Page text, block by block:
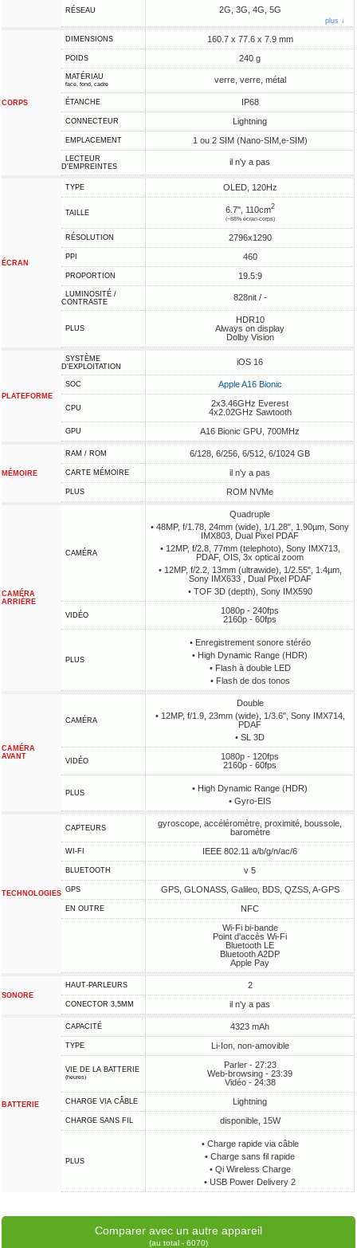
RÉSEAU 2G, 3G, 4G, 5G
plus ↓
CORPS
DIMENSIONS 160.7 x 77.6 x 7.9 mm
POIDS 240 g
MATÉRIAU
face, fond, cadre verre, verre, métal
ÉTANCHE IP68
CONNECTEUR Lightning
EMPLACEMENT 1 ou 2 SIM (Nano-SIM,e-SIM)
LECTEUR
D'EMPREINTES
il n'y a pas
ÉCRAN
TYPE OLED, 120Hz
TAILLE 6.7", 110cm2
(~88% écran-corps)
RÉSOLUTION 2796x1290
PPI 460
PROPORTION 19.5:9
LUMINOSITÉ /
CONTRASTE
828nit / -
PLUS
HDR10
Always on display
Dolby Vision
PLATEFORME
SYSTÈME
D'EXPLOITATION
iOS 16
SOC Apple A16 Bionic
CPU
2x3.46GHz Everest
4x2.02GHz Sawtooth
GPU A16 Bionic GPU, 700MHz
MÉMOIRE
RAM / ROM 6/128, 6/256, 6/512, 6/1024 GB
CARTE MÉMOIRE il n'y a pas
PLUS ROM NVMe
CAMÉRA
ARRIÈRE
CAMÉRA
Quadruple
• 48MP, f/1.78, 24mm (wide), 1/1.28", 1.90µm, Sony
IMX803, Dual Pixel PDAF
• 12MP, f/2.8, 77mm (telephoto), Sony IMX713,
PDAF, OIS, 3x optical zoom
• 12MP, f/2.2, 13mm (ultrawide), 1/2.55", 1.4µm,
Sony IMX633 , Dual Pixel PDAF
• TOF 3D (depth), Sony IMX590
VIDÉO
1080p - 240fps
2160p - 60fps
PLUS
• Enregistrement sonore stéréo
• High Dynamic Range (HDR)
• Flash à double LED
• Flash de dos tonos
CAMÉRA
AVANT
CAMÉRA
Double
• 12MP, f/1.9, 23mm (wide), 1/3.6", Sony IMX714,
PDAF
• SL 3D
VIDÉO
1080p - 120fps
2160p - 60fps
PLUS
• High Dynamic Range (HDR)
• Gyro-EIS
TECHNOLOGIES
CAPTEURS
gyroscope, accéléromètre, proximité, boussole,
baromètre
WI-FI IEEE 802.11 a/b/g/n/ac/6
BLUETOOTH v 5
GPS GPS, GLONASS, Galileo, BDS, QZSS, A-GPS
EN OUTRE
NFC
Wi-Fi bi-bande
Point d'accès Wi-Fi
Bluetooth LE
Bluetooth A2DP
Apple Pay
SONORE
HAUT-PARLEURS 2
CONECTOR 3,5MM il n'y a pas
BATTERIE
CAPACITÉ 4323 mAh
TYPE Li-Ion, non-amovible
VIE DE LA BATTERIE
(heures)
Parler - 27:23
Web-browsing - 23:39
Vidéo - 24:38
CHARGE VIA CÂBLE Lightning
CHARGE SANS FIL disponible, 15W
PLUS
• Charge rapide via câble
• Charge sans fil rapide
• Qi Wireless Charge
• USB Power Delivery 2
Comparer avec un autre appareil
(au total - 6070)